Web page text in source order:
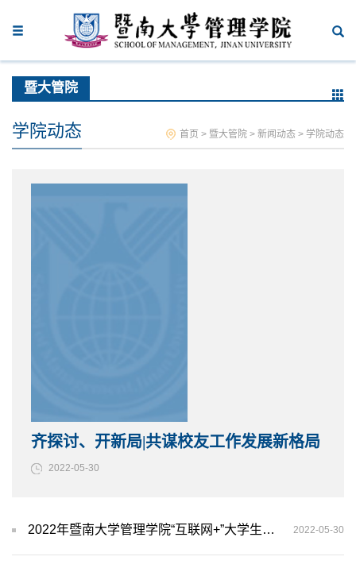
暨大管院
学院动态 首页 > 暨大管院 > 新闻动态 > 学院动态
齐探讨、开新局|共谋校友工作发展新格局
2022-05-30
2022年暨南大学管理学院“互联网+”大学生创新创业大赛暨港澳台侨学生微创业大赛答辩会成功举办 2022-05-30